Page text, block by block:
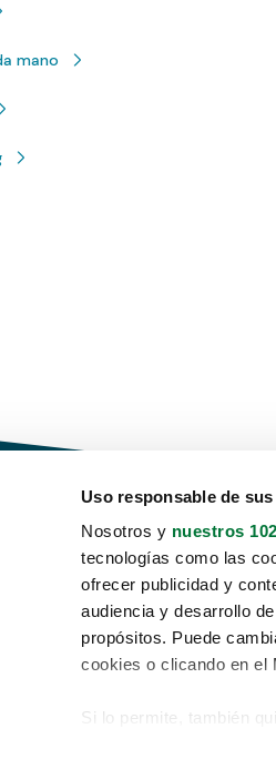
Uso responsable de
Nosotros y nuestros
tecnologías como las
ofrecer publicidad y
audiencia y desarrollo
propósitos. Puede
cookies o clicando en el
Si lo permite, también
mano
futuro,